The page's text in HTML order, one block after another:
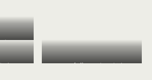
ね！
よ♪ レール自分でつないだよ！